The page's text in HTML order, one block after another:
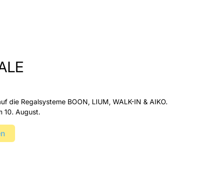
die Regalsysteme BOON, LIUM, WALK-IN & AIKO.
10. August.